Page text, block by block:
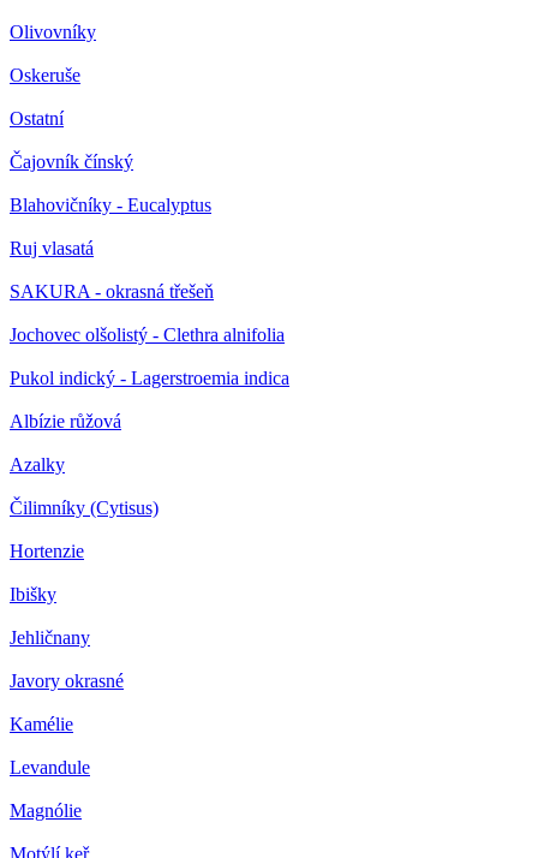
Olivovníky
Oskeruše
Ostatní
Čajovník čínský
Blahovičníky - Eucalyptus
Ruj vlasatá
SAKURA - okrasná třešeň
Jochovec olšolistý - Clethra alnifolia
Pukol indický - Lagerstroemia indica
Albízie růžová
Azalky
Čilimníky (Cytisus)
Hortenzie
Ibišky
Jehličnany
Javory okrasné
Kamélie
Levandule
Magnólie
Motýlí keř